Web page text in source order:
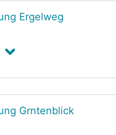
Ergelweg
Grntenblick